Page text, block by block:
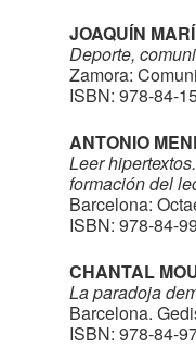
JOAQUÍN
Deporte,
Zamora:
ISBN: 978-84-
ANTONIO
Leer
formación del
Barcelona:
ISBN: 978-84-
CHANTAL
La paradoja
Barcelona.
ISBN: 978-84-